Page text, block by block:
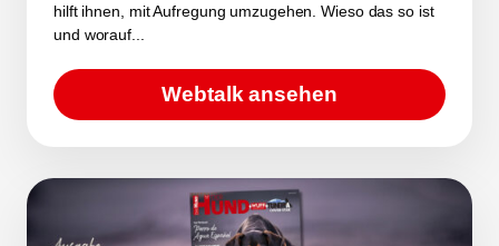
hilft ihnen, mit Aufregung umzugehen. Wieso das so ist
und worauf...
Webtalk ansehen